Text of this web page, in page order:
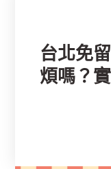
台北免
煩嗎？